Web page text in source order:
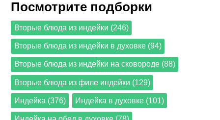
Посмотрите подборки
Вторые блюда из индейки (246)
Вторые блюда из индейки в духовке (94)
Вторые блюда из индейки на сковороде (88)
Вторые блюда из филе индейки (129)
Индейка (376) Индейка в духовке (101)